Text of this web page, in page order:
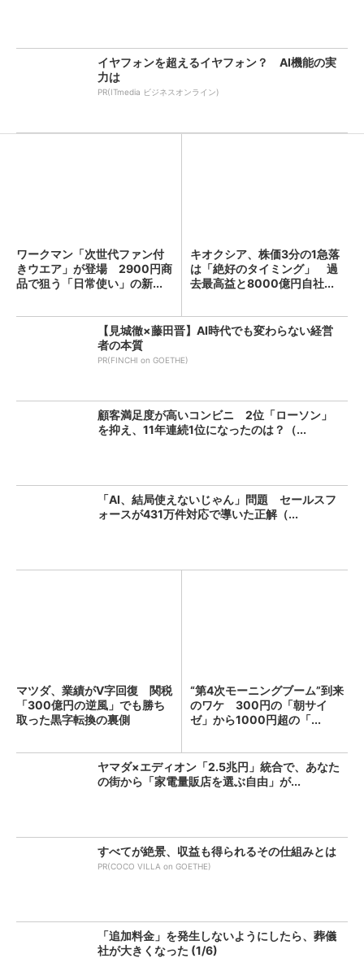
イヤフォンを超えるイヤフォン？ AI機能の実
力は
PR(ITmedia ビジネスオンライン)
ワークマン「次世代ファン付
きウエア」が登場 2900円商
品で狙う「日常使い」の新...
キオクシア、株価3分の1急落
は「絶好のタイミング」 過
去最高益と8000億円自社...
【見城徹×藤田晋】AI時代でも変わらない経営
者の本質
PR(FINCHI on GOETHE)
顧客満足度が高いコンビニ 2位「ローソン」
を抑え、11年連続1位になったのは？（...
「AI、結局使えないじゃん」問題 セールスフ
ォースが431万件対応で導いた正解（...
マツダ、業績がV字回復 関税
「300億円の逆風」でも勝ち
取った黒字転換の裏側
“第4次モーニングブーム”到来
のワケ 300円の「朝サイ
ゼ」から1000円超の「...
ヤマダ×エディオン「2.5兆円」統合で、あなた
の街から「家電量販店を選ぶ自由」が...
すべてが絶景、収益も得られるその仕組みとは
PR(COCO VILLA on GOETHE)
「追加料金」を発生しないようにしたら、葬儀
社が大きくなった (1/6)